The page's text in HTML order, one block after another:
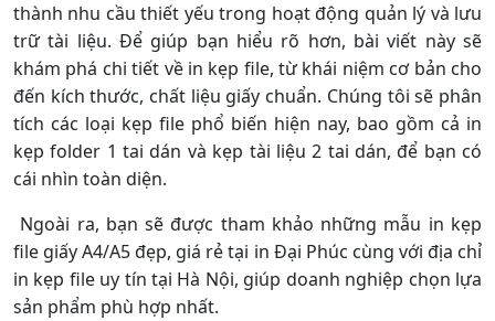
thành nhu cầu thiết yếu trong hoạt động quản lý và lưu
trữ tài liệu. Để giúp bạn hiểu rõ hơn, bài viết này sẽ
khám phá chi tiết về in kẹp file, từ khái niệm cơ bản cho
đến kích thước, chất liệu giấy chuẩn. Chúng tôi sẽ phân
tích các loại kẹp file phổ biến hiện nay, bao gồm cả in
kẹp folder 1 tai dán và kẹp tài liệu 2 tai dán, để bạn có
cái nhìn toàn diện.
Ngoài ra, bạn sẽ được tham khảo những mẫu in kẹp
file giấy A4/A5 đẹp, giá rẻ tại in Đại Phúc cùng với địa chỉ
in kẹp file uy tín tại Hà Nội, giúp doanh nghiệp chọn lựa
sản phẩm phù hợp nhất.